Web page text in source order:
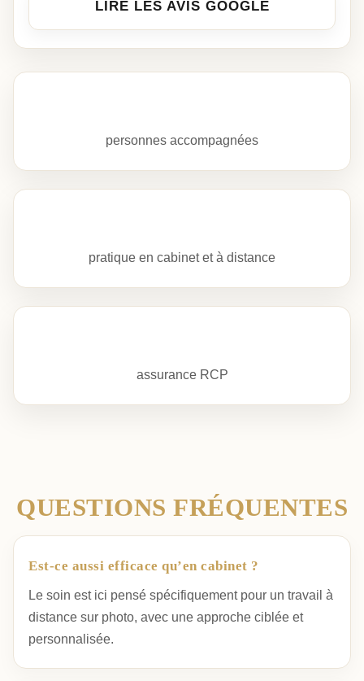
LIRE LES AVIS GOOGLE
personnes accompagnées
pratique en cabinet et à distance
assurance RCP
QUESTIONS FRÉQUENTES
Est-ce aussi efficace qu’en cabinet ?
Le soin est ici pensé spécifiquement pour un travail à
distance sur photo, avec une approche ciblée et
personnalisée.